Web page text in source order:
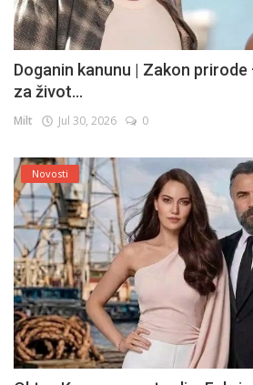
Doganin kanunu | Zakon
za život...
Milt Jul 30, 2026 0
Novosti